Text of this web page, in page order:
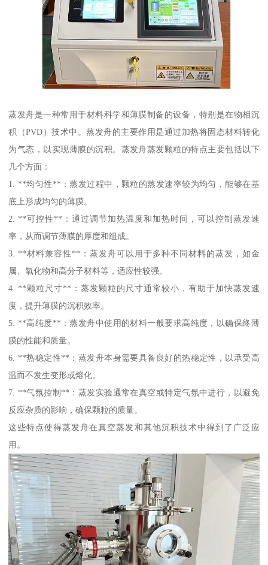
蒸发舟是一种常用于材料科学和薄膜制备的设备，特别是在物相沉
积（PVD）技术中。蒸发舟的主要作用是通过加热将固态材料转化
为气态，以实现薄膜的沉积。蒸发舟蒸发颗粒的特点主要包括以下
几个方面：
1. **均匀性**：蒸发过程中，颗粒的蒸发速率较为均匀，能够在基
底上形成均匀的薄膜。
2. **可控性**：通过调节加热温度和加热时间，可以控制蒸发速
率，从而调节薄膜的厚度和组成。
3. **材料兼容性**：蒸发舟可以用于多种不同材料的蒸发，如金
属、氧化物和高分子材料等，适应性较强。
4. **颗粒尺寸**：蒸发颗粒的尺寸通常较小，有助于加快蒸发速
度，提升薄膜的沉积效率。
5. **高纯度**：蒸发舟中使用的材料一般要求高纯度，以确保终薄
膜的性能和质量。
6. **热稳定性**：蒸发舟本身需要具备良好的热稳定性，以承受高
温而不发生变形或熔化。
7. **气氛控制**：蒸发实验通常在真空或特定气氛中进行，以避免
反应杂质的影响，确保颗粒的质量。
这些特点使得蒸发舟在真空蒸发和其他沉积技术中得到了广泛应
用。